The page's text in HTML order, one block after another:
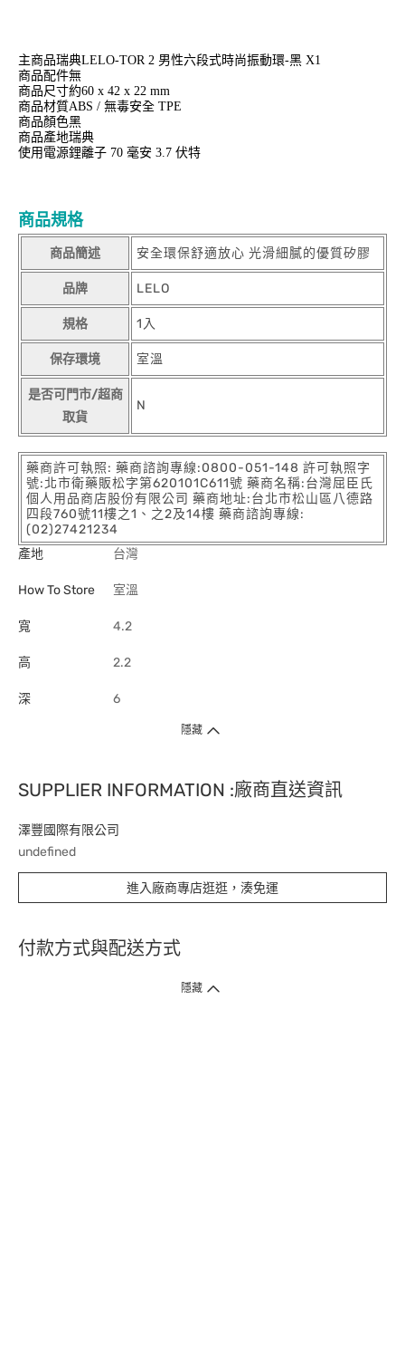
主商品瑞典LELO-TOR 2 男性六段式時尚振動環-黑 X1
商品配件無
商品尺寸約60 x 42 x 22 mm
商品材質ABS / 無毒安全 TPE
商品顏色黑
商品產地瑞典
使用電源鋰離子 70 毫安 3.7 伏特
商品規格
商品簡述 安全環保舒適放心 光滑細膩的優質矽膠
品牌 LELO
規格 1入
保存環境 室溫
是否可門市/超商
取貨
N
藥商許可執照: 藥商諮詢專線:0800-051-148 許可執照字
號:北市衛藥販松字第620101C611號 藥商名稱:台灣屈臣氏
個人用品商店股份有限公司 藥商地址:台北市松山區八德路
四段760號11樓之1、之2及14樓 藥商諮詢專線:
(02)27421234
產地
台灣
How To Store 室溫
寬 4.2
高 2.2
深 6
隱藏
SUPPLIER INFORMATION :廠商直送資訊
澤豐國際有限公司
undefined
進入廠商專店逛逛，湊免運
付款方式與配送方式
隱藏